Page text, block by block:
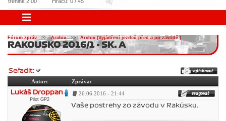
Fórum zpráv >>Archiv>> Archiv (Vyjádření jezdců před a po závodě )
RAKOUSKO 2016/1 - SK. A
Seřadit:
Autor:
Zpráva:
Lukáš Droppan
Pilot GP2
26.06.2016 - 21:44
Vaše postrehy zo závodu v Rakúsku.